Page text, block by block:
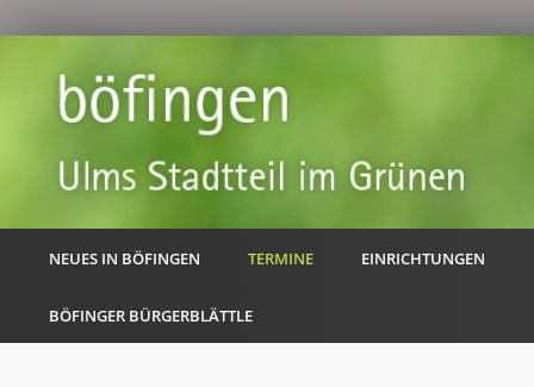
NEUES IN BÖFINGEN TERMINE EINRICHTUNGEN
BÖFINGER BÜRGERBLÄTTLE